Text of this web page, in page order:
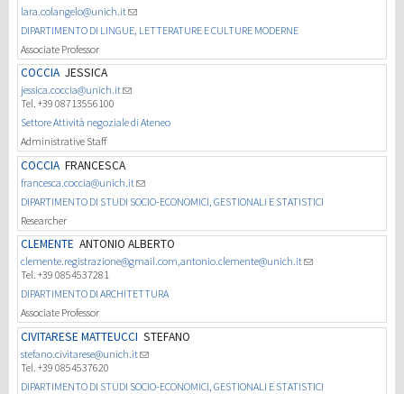
lara.colangelo@unich.it
DIPARTIMENTO DI LINGUE, LETTERATURE E CULTURE MODERNE
Associate Professor
COCCIA JESSICA
jessica.coccia@unich.it
Tel. +39 08713556100
Settore Attività negoziale di Ateneo
Administrative Staff
COCCIA FRANCESCA
francesca.coccia@unich.it
DIPARTIMENTO DI STUDI SOCIO-ECONOMICI, GESTIONALI E STATISTICI
Researcher
CLEMENTE ANTONIO ALBERTO
clemente.registrazione@gmail.com,antonio.clemente@unich.it
Tel. +39 0854537281
DIPARTIMENTO DI ARCHITETTURA
Associate Professor
CIVITARESE MATTEUCCI STEFANO
stefano.civitarese@unich.it
Tel. +39 0854537620
DIPARTIMENTO DI STUDI SOCIO-ECONOMICI, GESTIONALI E STATISTICI